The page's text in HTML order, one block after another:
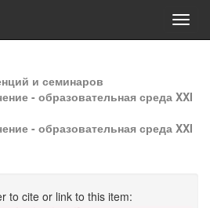
и семинаров
- образовательная среда XXI
- образовательная среда XXI
to cite or link to this item: